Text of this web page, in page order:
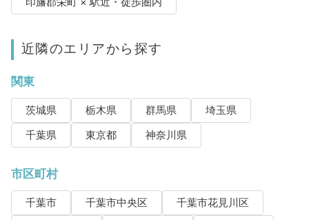
近隣のエリアから探す
関東
茨城県 栃木県 群馬県
埼玉県
千葉県
東京都 神奈川県
市区町村
千葉市 千葉市中央区
千葉市花見川区